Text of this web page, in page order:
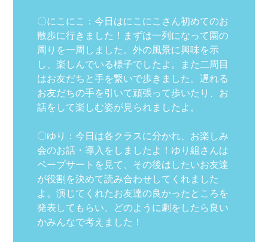
〇にこにこ：今日はにこにこさん初めてのお
散歩に行きました！まずは一列になって園の
周りを一周しました。外の風景に興味を示
し、楽しんでいる様子でしたよ。また二周目
はお友だちと手を繋いで歩きました。遅れる
お友だちの手を引いて頑張って歩いたり、お
話をして楽しむ姿が見られましたよ。
〇ゆり：今日は各クラスに分かれ、お楽しみ
会のお話・導入をしましたよ！ゆり組さんは
ペープサートを見て、その後はしたいお友達
が役割を決めて読み合わせしてくれました
よ。演じてくれたお友達の良かったところを
発表してもらい、どのように劇をしたら良い
かみんなで考えました！